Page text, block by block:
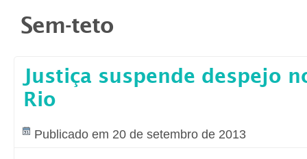
Sem-teto
Justiça suspende despejo
Rio
Publicado em 20 de setembro de 2013